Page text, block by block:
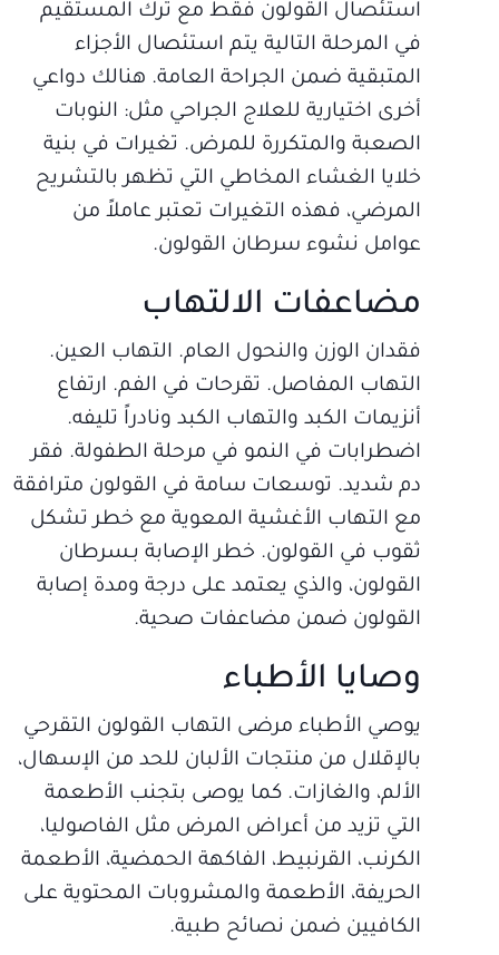
استئصال القولون فقط مع ترك المستقيم
في المرحلة التالية يتم استئصال الأجزاء
المتبقية ضمن الجراحة العامة. هنالك دواعي
أخرى اختيارية للعلاج الجراحي مثل: النوبات
الصعبة والمتكررة للمرض. تغيرات في بنية
خلايا الغشاء المخاطي التي تظهر بالتشريح
المرضي، فهذه التغيرات تعتبر عاملاً من
عوامل نشوء سرطان القولون.
مضاعفات الالتهاب
فقدان الوزن والنحول العام. التهاب العين.
التهاب المفاصل. تقرحات في الفم. ارتفاع
أنزيمات الكبد والتهاب الكبد ونادراً تليفه.
اضطرابات في النمو في مرحلة الطفولة. فقر
دم شديد. توسعات سامة في القولون مترافقة
مع التهاب الأغشية المعوية مع خطر تشكل
ثقوب في القولون. خطر الإصابة بـسرطان
القولون، والذي يعتمد على درجة ومدة إصابة
القولون ضمن مضاعفات صحية.
وصايا الأطباء
يوصي الأطباء مرضى التهاب القولون التقرحي
بالإقلال من منتجات الألبان للحد من الإسهال،
الألم، والغازات. كما يوصى بتجنب الأطعمة
التي تزيد من أعراض المرض مثل الفاصوليا،
الكرنب، القرنبيط، الفاكهة الحمضية، الأطعمة
الحريفة، الأطعمة والمشروبات المحتوية على
الكافيين ضمن نصائح طبية.